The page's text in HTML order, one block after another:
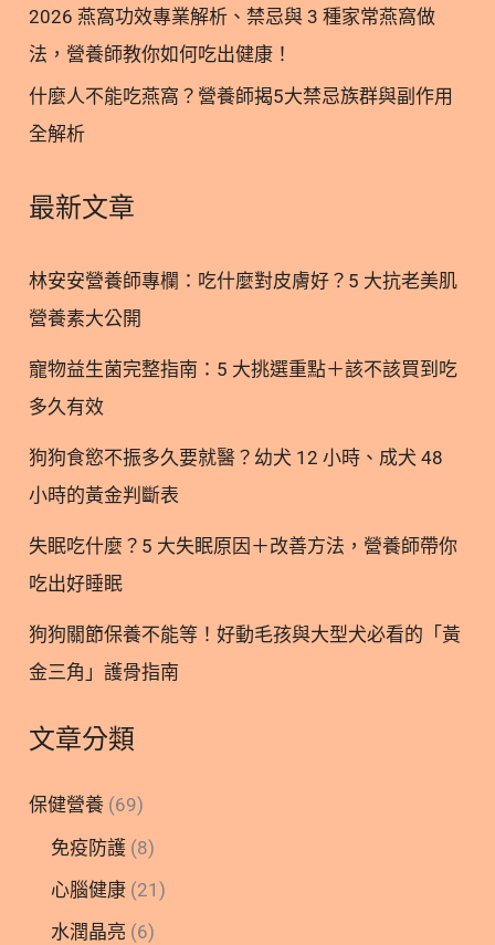
健康講師、專欄作家、直播主。 溫柔堅毅的營養師，
曾經歷過職場霸凌，受焦慮憂鬱症纏身及心理分裂，
養、運動營養、美容營養等領域，期許用自身經驗和
營養專業帶給世界美好溫柔。 瀏覽次數： 80
2026 燕窩功效專業解析、禁忌與 3 種家常燕窩做
法，營養師教你如何吃出健康！
什麼人不能吃燕窩？營養師揭5大禁忌族群與副作用
全解析
最新文章
林安安營養師專欄：吃什麼對皮膚好？5 大抗老美肌
營養素大公開
寵物益生菌完整指南：5 大挑選重點＋該不該買到吃
多久有效
狗狗食慾不振多久要就醫？幼犬 12 小時、成犬 48
小時的黃金判斷表
失眠吃什麼？5 大失眠原因＋改善方法，營養師帶你
吃出好睡眠
狗狗關節保養不能等！好動毛孩與大型犬必看的「黃
金三角」護骨指南
文章分類
保健營養 (69)
免疫防護 (8)
心腦健康 (21)
水潤晶亮 (6)